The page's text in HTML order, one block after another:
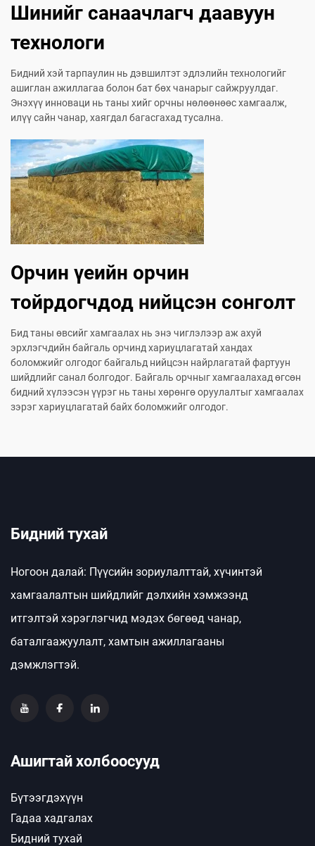
Шинийг санаачлагч даавуун
технологи
Бидний хэй тарпаулин нь дэвшилтэт эдлэлийн технологийг
ашиглан ажиллагаа болон бат бөх чанарыг сайжруулдаг.
Энэхүү инноваци нь таны хийг орчны нөлөөнөөс хамгаалж,
илүү сайн чанар, хаягдал багасгахад тусална.
Орчин үеийн орчин
тойрдогчдод нийцсэн сонголт
Бид таны өвсийг хамгаалах нь энэ чиглэлээр аж ахуй
эрхлэгчдийн байгаль орчинд хариуцлагатай хандах
боломжийг олгодог байгальд нийцсэн найрлагатай фартуун
шийдлийг санал болгодог. Байгаль орчныг хамгаалахад өгсөн
бидний хүлээсэн үүрэг нь таны хөрөнгө оруулалтыг хамгаалах
зэрэг хариуцлагатай байх боломжийг олгодог.
Бидний тухай
Ногоон далай: Пүүсийн зориулалттай, хүчинтэй
хамгаалалтын шийдлийг дэлхийн хэмжээнд
итгэлтэй хэрэглэгчид мэдэх бөгөөд чанар,
баталгаажуулалт, хамтын ажиллагааны
дэмжлэгтэй.
Ашигтай холбоосууд
Бүтээгдэхүүн
Гадаа хадгалах
Бидний тухай